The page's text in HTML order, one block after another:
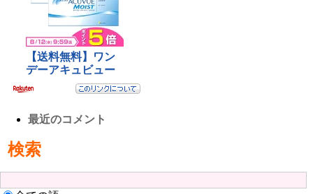
最近のコメント
検索